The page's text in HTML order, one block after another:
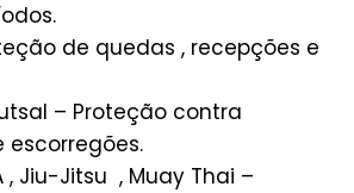
de quedas , recepções e
– Proteção contra
escorregões.
, Jiu-Jitsu , Muay Thai –